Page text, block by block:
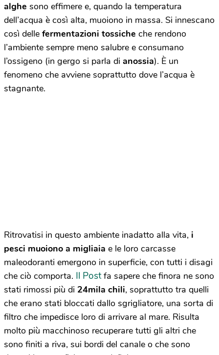
alghe sono effimere e, quando la temperatura
dell’acqua è così alta, muoiono in massa. Si innescano
così delle fermentazioni tossiche che rendono
l’ambiente sempre meno salubre e consumano
l’ossigeno (in gergo si parla di anossia). È un
fenomeno che avviene soprattutto dove l’acqua è
stagnante.
Ritrovatisi in questo ambiente inadatto alla vita, i
pesci muoiono a migliaia e le loro carcasse
maleodoranti emergono in superficie, con tutti i disagi
che ciò comporta. Il Postfa sapere che finora ne sono
stati rimossi più di 24mila chili, soprattutto tra quelli
che erano stati bloccati dallo sgrigliatore, una sorta di
filtro che impedisce loro di arrivare al mare. Risulta
molto più macchinoso recuperare tutti gli altri che
sono finiti a riva, sui bordi del canale o che sono